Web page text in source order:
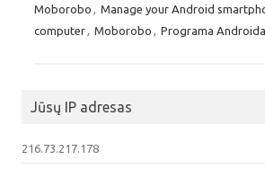
Moborobo
Manage your Android
computer
Moborobo Programa
Jūsų IP adresas
216.73.217.178